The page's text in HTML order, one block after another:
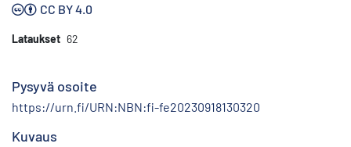
CC BY 4.0
Lataukset 62
Pysyvä osoite
https://urn.fi/URN:NBN:fi-fe20230918130320
Kuvaus